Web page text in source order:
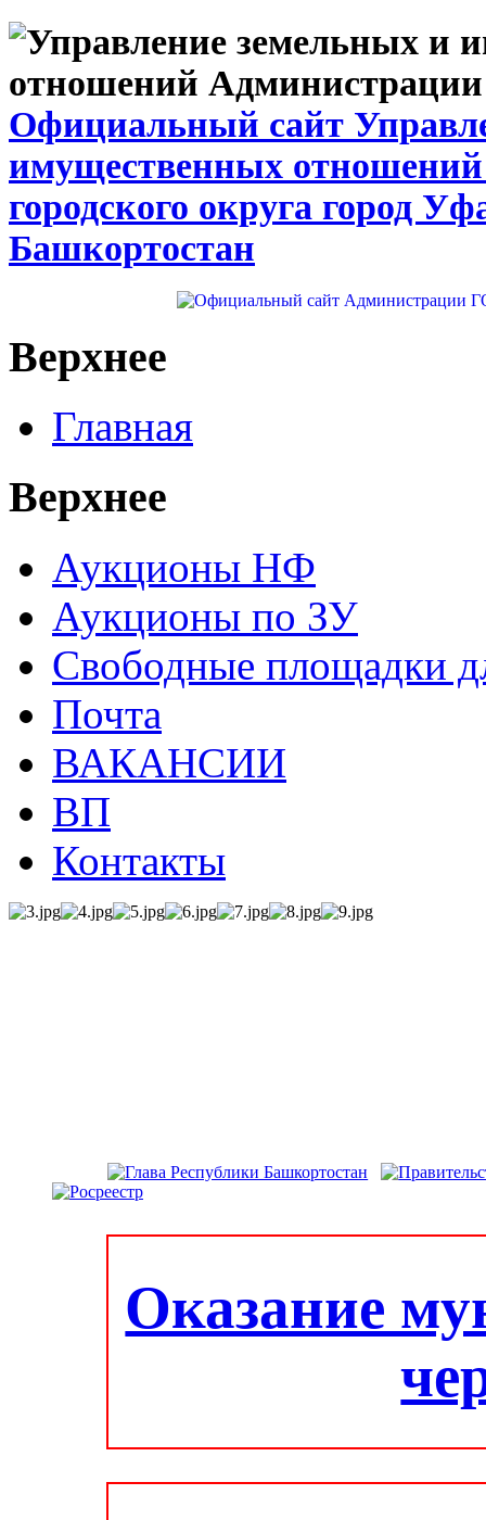
Официальный сайт
имущественных
городского округа город
Башкортостан
Верхнее
Главная
Верхнее
Аукционы НФ
Аукционы по ЗУ
Свободные площадки
Почта
ВАКАНСИИ
ВП
Контакты
Оказание